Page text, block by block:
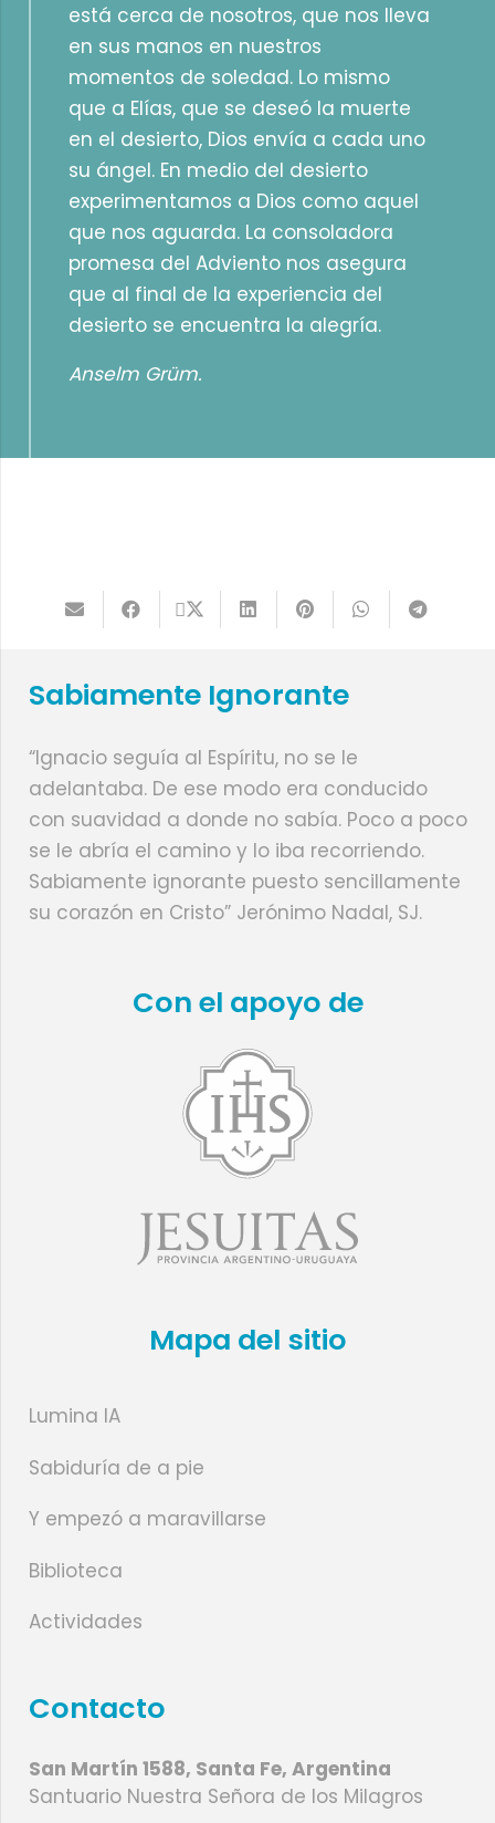
está cerca de nosotros, que nos lleva
en sus manos en nuestros
momentos de soledad. Lo mismo
que a Elías, que se deseó la muerte
en el desierto, Dios envía a cada uno
su ángel. En medio del desierto
experimentamos a Dios como aquel
que nos aguarda. La consoladora
promesa del Adviento nos asegura
que al final de la experiencia del
desierto se encuentra la alegría.
Anselm Grüm.
Sabiamente Ignorante
“Ignacio seguía al Espíritu, no se le
adelantaba. De ese modo era conducido
con suavidad a donde no sabía. Poco a poco
se le abría el camino y lo iba recorriendo.
Sabiamente ignorante puesto sencillamente
su corazón en Cristo” Jerónimo Nadal, SJ.
Con el apoyo de
Mapa del sitio
Lumina IA
Sabiduría de a pie
Y empezó a maravillarse
Biblioteca
Actividades
Contacto
San Martín 1588, Santa Fe, Argentina
Santuario Nuestra Señora de los Milagros